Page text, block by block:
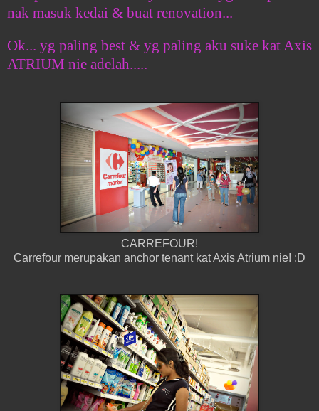
nak masuk kedai & buat renovation...
Ok... yg paling best & yg paling aku suke kat Axis
ATRIUM nie adelah.....
CARREFOUR!
Carrefour merupakan anchor tenant kat Axis Atrium nie! :D